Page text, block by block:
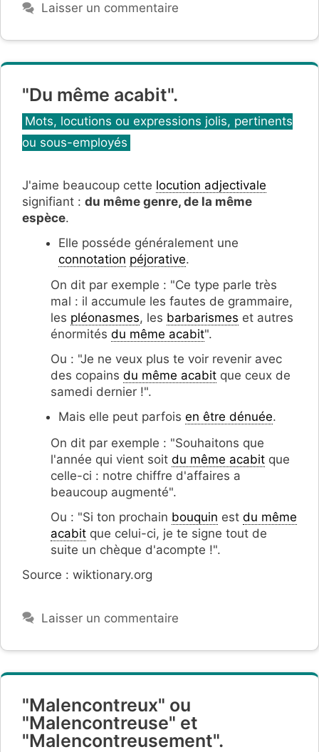
Laisser un commentaire
"Du même acabit".
Catégories
Mots, locutions ou expressions jolis, pertinents
ou sous-employés
J'aime beaucoup cette locution adjectivale
signifiant : du même genre, de la même
espèce.
Elle posséde généralement une
connotation péjorative.
On dit par exemple : "Ce type parle très
mal : il accumule les fautes de grammaire,
les pléonasmes, les barbarismes et autres
énormités du même acabit".
Ou : "Je ne veux plus te voir revenir avec
des copains du même acabit que ceux de
samedi dernier !".
Mais elle peut parfois en être dénuée.
On dit par exemple : "Souhaitons que
l'année qui vient soit du même acabit que
celle-ci : notre chiffre d'affaires a
beaucoup augmenté".
Ou : "Si ton prochain bouquin est du même
acabit que celui-ci, je te signe tout de
suite un chèque d'acompte !".
Source : wiktionary.org
Laisser un commentaire
"Malencontreux" ou
"Malencontreuse" et
"Malencontreusement".